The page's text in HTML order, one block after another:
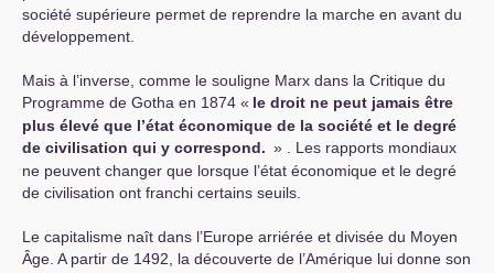
société supérieure permet de reprendre la marche en avant du
développement.
Mais à l’inverse, comme le souligne Marx dans la Critique du
Programme de Gotha en 1874 « le droit ne peut jamais être
plus élevé que l’état économique de la société et le degré
de civilisation qui y correspond. » . Les rapports mondiaux
ne peuvent changer que lorsque l’état économique et le degré
de civilisation ont franchi certains seuils.
Le capitalisme naît dans l’Europe arriérée et divisée du Moyen
Âge. A partir de 1492, la découverte de l’Amérique lui donne son